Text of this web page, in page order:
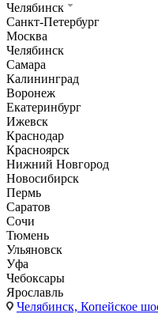
Челябинск
Санкт-Петербург
Москва
Челябинск
Самара
Калининград
Воронеж
Екатеринбург
Ижевск
Краснодар
Красноярск
Нижний Новгород
Новосибирск
Пермь
Саратов
Сочи
Тюмень
Ульяновск
Уфа
Чебоксары
Ярославль
Челябинск, Копейское